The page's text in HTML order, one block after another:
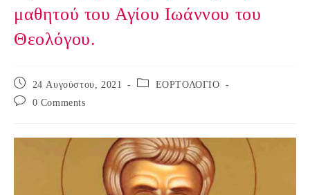
μαθητού του Αγίου Ιωάννου του
Θεολόγου.
Post
published:
24 Αυγούστου, 2021
Post
ΕΟΡΤΟΛΟΓΙΟ
Post
0 Comments